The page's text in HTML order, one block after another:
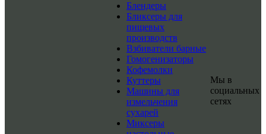
Блендеры
Бликсеры для
пищевых
производств
Взбиватели барные
Гомогенизаторы
Кофемолки
Куттеры
Машины для
измельчения
сухарей
Миксеры
Мы в
социальных
сетях